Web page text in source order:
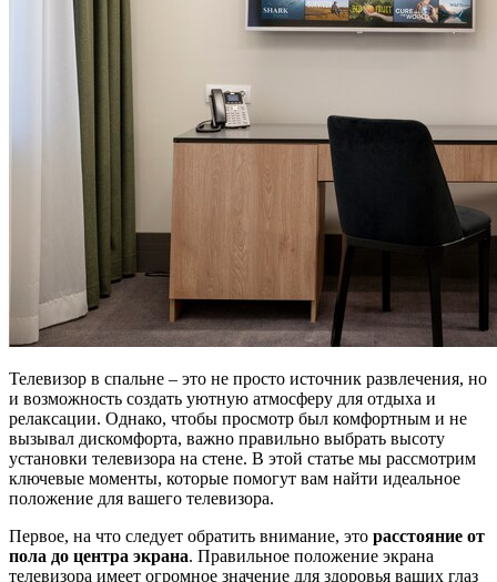
Телевизор в спальне – это не просто источник развлечения, но
и возможность создать уютную атмосферу для отдыха и
релаксации. Однако, чтобы просмотр был комфортным и не
вызывал дискомфорта, важно правильно выбрать высоту
установки телевизора на стене. В этой статье мы рассмотрим
ключевые моменты, которые помогут вам найти идеальное
положение для вашего телевизора.
Первое, на что следует обратить внимание, это расстояние от
пола до центра экрана. Правильное положение экрана
телевизора имеет огромное значение для здоровья ваших глаз